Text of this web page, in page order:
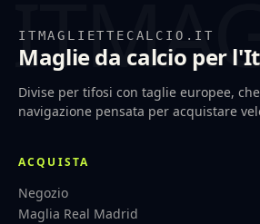
ITMAGLIETTECALCIO.IT
Maglie da calcio per
Divise per tifosi con taglie europee,
navigazione pensata per acquistare
ACQUISTA
Negozio
Maglia Real Madrid